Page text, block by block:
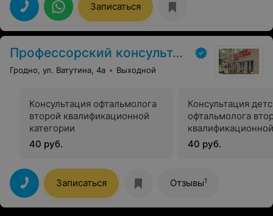
Записаться
Профессорский консультативный центр г. Гродно
Гродно, ул. Ватутина, 4а Выходной
Консультация офтальмолога
второй квалификационной
категории
40 руб.
Консультация
офтальмолога
40 руб.
Записаться Отзывы1